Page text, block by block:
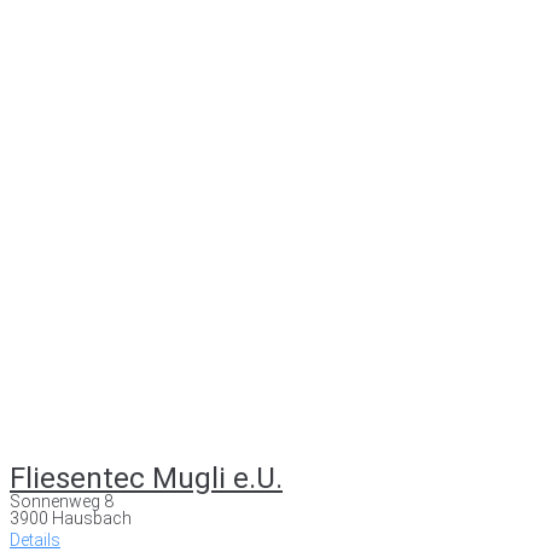
Fliesentec Mugli e.U.
Sonnenweg 8
3900 Hausbach
Details